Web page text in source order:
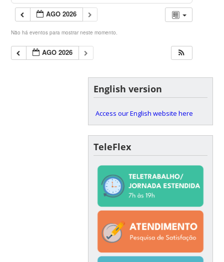
AGO 2026
Não há eventos para mostrar neste momento.
AGO 2026
English version
Access our English website here
TeleFlex